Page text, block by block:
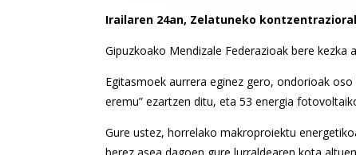
Irailaren 24an, Zelatuneko
Gipuzkoako Mendizale Federazioak bere kezka
Egitasmoek aurrera eginez gero, ondorioak
eremu” ezartzen ditu, eta 53 energia
Gure ustez, horrelako makroproiektu